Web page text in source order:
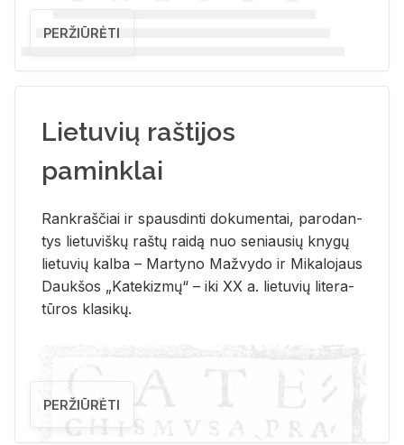
PERŽIŪRĖTI
Lietuvių raštijos
paminklai
Rank­raš­čiai ir spaus­din­ti do­ku­men­tai, pa­ro­dan­
tys lie­tu­viš­kų raš­tų rai­dą nuo se­niau­sių kny­gų
lie­tu­vių kal­ba – Mar­ty­no Ma­žvy­do ir Mi­ka­lo­jaus
Dauk­šos „Ka­te­kiz­mų“ – iki XX a. lie­tu­vių li­te­ra­
tū­ros kla­si­kų.
PERŽIŪRĖTI